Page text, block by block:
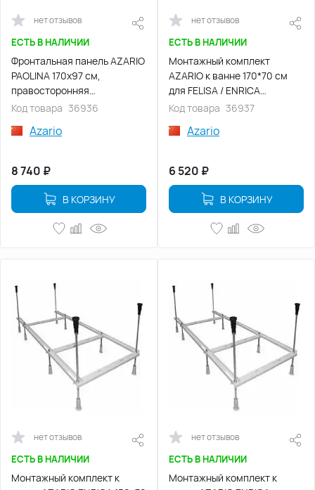
нет отзывов
ЕСТЬ В НАЛИЧИИ
Фронтальная панель AZARIO
PAOLINA 170х97 см,
правосторонняя
(AV.0071170F)
Код товара 36936
Azario
8 740 ₽
В КОРЗИНУ
нет отзывов
ЕСТЬ В НАЛИЧИИ
Монтажный комплект
AZARIO к ванне 170*70 см
для FELISA / ENRICA
(AV.0043170K)
Код товара 36937
Azario
6 520 ₽
В КОРЗИНУ
нет отзывов
ЕСТЬ В НАЛИЧИИ
Монтажный комплект к
нет отзывов
ЕСТЬ В НАЛИЧИИ
Монтажный комплект к